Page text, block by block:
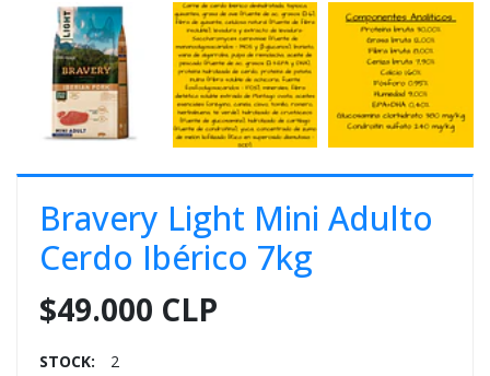
Bravery Light Mini Adulto
Cerdo Ibérico 7kg
$49.000 CLP
STOCK: 2